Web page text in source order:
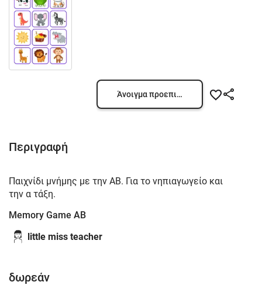
Άνοιγμα προεπισκόπησης
Περιγραφή
Παιχνίδι μνήμης με την ΑΒ. Για το νηπιαγωγείο και
την α τάξη.
Memory Game ΑΒ
little miss teacher
δωρεάν